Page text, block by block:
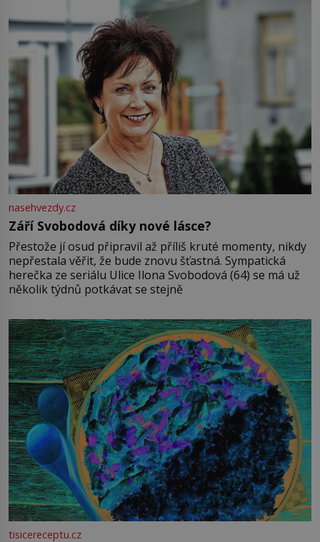
nasehvezdy.cz
Září Svobodová díky nové lásce?
Přestože jí osud připravil až příliš kruté momenty, nikdy
nepřestala věřit, že bude znovu šťastná. Sympatická
herečka ze seriálu Ulice Ilona Svobodová (64) se má už
několik týdnů potkávat se stejně
tisicereceptu.cz